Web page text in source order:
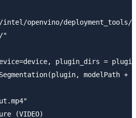
openvino/
"
plugin_dirs =
modelPath +
(VIDEO)